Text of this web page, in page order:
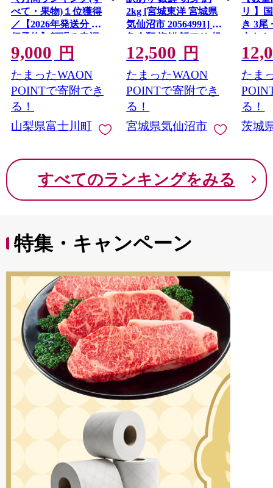
べて・果物)１位獲得
／【2026年発送分 先
行予約】頬張る幸福
感 〜緑の宝石・ シ
ャインマスカット 〜
１ｋｇ以上（２〜３
房） フルーツ 山梨県
産 果物 くだもの シャ
イン マスカット ぶど
う ブドウ 葡萄 大粒 種
9000円 九千円
9,000 円
たまったWAON
POINTで寄附でき
る！
山梨県富士川町
2kg [宮城東洋 宮城県
気仙沼市 20564991] 鮭
魚介類 海鮮 訳アリ 規
格外 不揃い さけ サケ
鮭切身 シャケ 切り身
冷凍 家庭用 おかず 弁
当 支援 サーモン 銀鮭
切り身 魚 わけあり
12,500 円
たまったWAON
POINTで寄附でき
る！
宮城県気仙沼市
リ 】
き 3尾
大き
レ・
鰻 ふ
な重
茨城
と納
たま
る！
茨城
すべてのランキングをみる
特集・キャンペーン